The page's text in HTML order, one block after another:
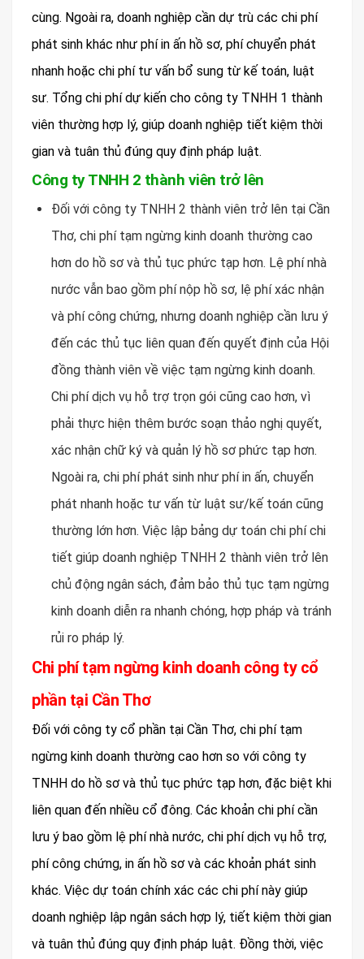
cùng. Ngoài ra, doanh nghiệp cần dự trù các chi phí
phát sinh khác như phí in ấn hồ sơ, phí chuyển phát
nhanh hoặc chi phí tư vấn bổ sung từ kế toán, luật
sư. Tổng chi phí dự kiến cho công ty TNHH 1 thành
viên thường hợp lý, giúp doanh nghiệp tiết kiệm thời
gian và tuân thủ đúng quy định pháp luật.
Công ty TNHH 2 thành viên trở lên
Đối với công ty TNHH 2 thành viên trở lên tại Cần
Thơ, chi phí tạm ngừng kinh doanh thường cao
hơn do hồ sơ và thủ tục phức tạp hơn. Lệ phí nhà
nước vẫn bao gồm phí nộp hồ sơ, lệ phí xác nhận
và phí công chứng, nhưng doanh nghiệp cần lưu ý
đến các thủ tục liên quan đến quyết định của Hội
đồng thành viên về việc tạm ngừng kinh doanh.
Chi phí dịch vụ hỗ trợ trọn gói cũng cao hơn, vì
phải thực hiện thêm bước soạn thảo nghị quyết,
xác nhận chữ ký và quản lý hồ sơ phức tạp hơn.
Ngoài ra, chi phí phát sinh như phí in ấn, chuyển
phát nhanh hoặc tư vấn từ luật sư/kế toán cũng
thường lớn hơn. Việc lập bảng dự toán chi phí chi
tiết giúp doanh nghiệp TNHH 2 thành viên trở lên
chủ động ngân sách, đảm bảo thủ tục tạm ngừng
kinh doanh diễn ra nhanh chóng, hợp pháp và tránh
rủi ro pháp lý.
Chi phí tạm ngừng kinh doanh công ty cổ
phần tại Cần Thơ
Đối với công ty cổ phần tại Cần Thơ, chi phí tạm
ngừng kinh doanh thường cao hơn so với công ty
TNHH do hồ sơ và thủ tục phức tạp hơn, đặc biệt khi
liên quan đến nhiều cổ đông. Các khoản chi phí cần
lưu ý bao gồm lệ phí nhà nước, chi phí dịch vụ hỗ trợ,
phí công chứng, in ấn hồ sơ và các khoản phát sinh
khác. Việc dự toán chính xác các chi phí này giúp
doanh nghiệp lập ngân sách hợp lý, tiết kiệm thời gian
và tuân thủ đúng quy định pháp luật. Đồng thời, việc